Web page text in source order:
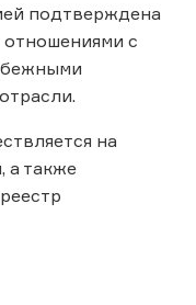
подтверждена
с
на
а также